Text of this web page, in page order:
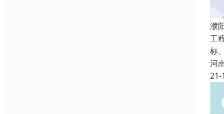
濮
工
标
河
21-